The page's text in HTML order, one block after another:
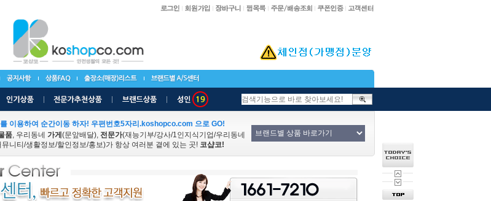
이용하여 순간이동 하자! 우편번호5자리.koshopco.com 으로 GO!
품, 우리동네 가게 (문앞배달), 전문가(재능기부/강사/1인지식기업/우리동네
뮤니티/생활정보/할인정보/홍보)가 항상 여러분 곁에 있는 곳! 코샵코!